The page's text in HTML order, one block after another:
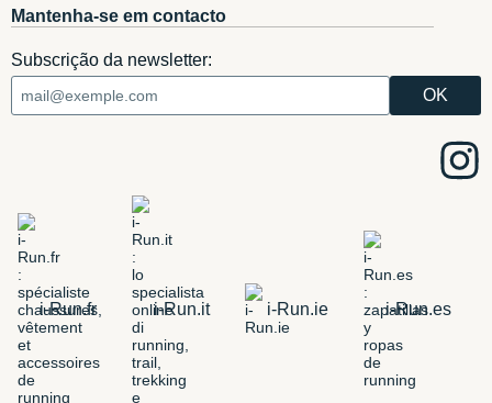
Mantenha-se em contacto
Subscrição da newsletter:
i-Run.fr i-Run.it i-Run.ie i-Run.es